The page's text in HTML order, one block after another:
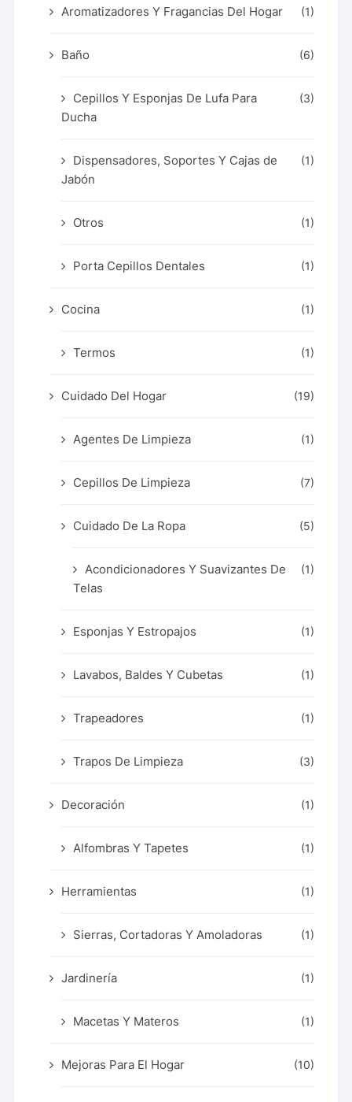
Aromatizadores Y Fragancias Del Hogar (1)
Baño (6)
Cepillos Y Esponjas De Lufa Para
Ducha
(3)
Dispensadores, Soportes Y Cajas de
Jabón
(1)
Otros (1)
Porta Cepillos Dentales (1)
Cocina (1)
Termos (1)
Cuidado Del Hogar (19)
Agentes De Limpieza (1)
Cepillos De Limpieza (7)
Cuidado De La Ropa (5)
Acondicionadores Y Suavizantes De
Telas
(1)
Esponjas Y Estropajos (1)
Lavabos, Baldes Y Cubetas (1)
Trapeadores (1)
Trapos De Limpieza (3)
Decoración (1)
Alfombras Y Tapetes (1)
Herramientas (1)
Sierras, Cortadoras Y Amoladoras (1)
Jardinería (1)
Macetas Y Materos (1)
Mejoras Para El Hogar (10)